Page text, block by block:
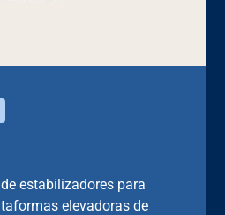
estabilizadores para
elevadoras de